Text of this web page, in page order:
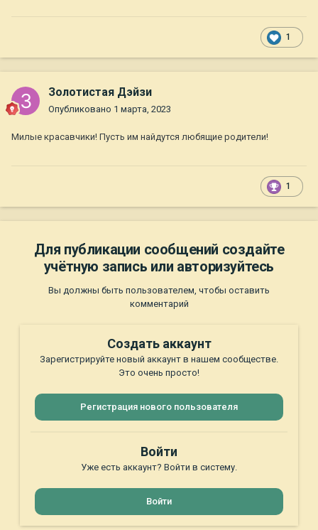
1
Золотистая Дэйзи
Опубликовано 1 марта, 2023
Милые красавчики! Пусть им найдутся любящие родители!
1
Для публикации сообщений создайте
учётную запись или авторизуйтесь
Вы должны быть пользователем, чтобы оставить
комментарий
Создать аккаунт
Зарегистрируйте новый аккаунт в нашем сообществе.
Это очень просто!
Регистрация нового пользователя
Войти
Уже есть аккаунт? Войти в систему.
Войти